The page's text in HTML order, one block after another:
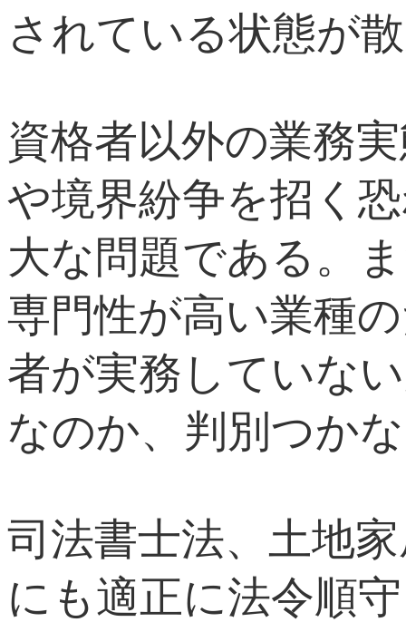
されている状態が
資格者以外の業務
や境界紛争を招く
大な問題である。
専門性が高い業種
者が実務していな
なのか、判別つか
司法書士法、土地
にも適正に法令順